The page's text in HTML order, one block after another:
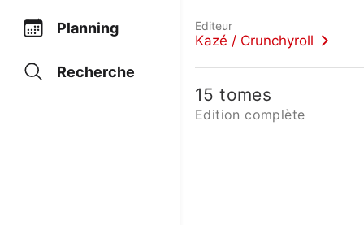
Planning
Recherche
Editeur
Kazé / Crunchyroll
15 tomes
Edition complète